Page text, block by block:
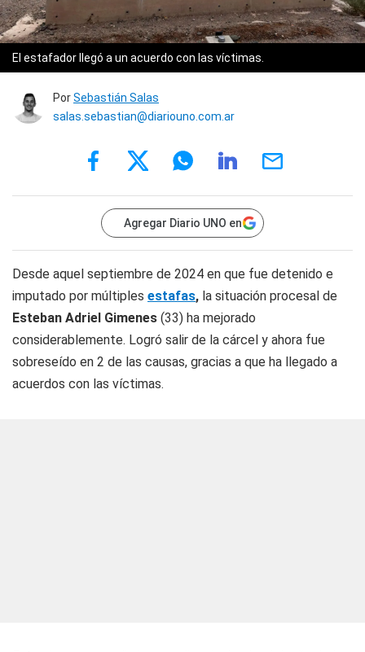
El estafador llegó a un acuerdo con las víctimas.
PorSebastián Salas
salas.sebastian@diariouno.com.ar
Agregar Diario UNO en
Desde aquel septiembre de 2024 en que fue detenido e
imputado por múltiples estafas, la situación procesal de
Esteban Adriel Gimenes (33) ha mejorado
considerablemente. Logró salir de la cárcel y ahora fue
sobreseído en 2 de las causas, gracias a que ha llegado a
acuerdos con las víctimas.